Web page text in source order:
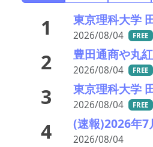
1 2026/08/04 FREE
2 2026/08/04 FREE
3 2026/08/04 FREE
4 2026/08/04